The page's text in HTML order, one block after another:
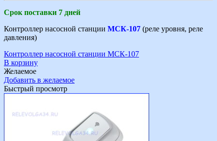
Срок поставки 7 дней
Контроллер насосной станции МСК-107 (реле уровня, реле
давления)
Контроллер насосной станции МСК-107
В корзину
Желаемое
Добавить в желаемое
Быстрый просмотр